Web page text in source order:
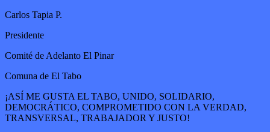
Carlos Tapia P.
Presidente
Comité de Adelanto El Pinar
Comuna de El Tabo
¡ASÍ ME GUSTA EL TABO, UNIDO, SOLIDARIO,
DEMOCRÁTICO, COMPROMETIDO CON LA VERDAD,
TRANSVERSAL, TRABAJADOR Y JUSTO!